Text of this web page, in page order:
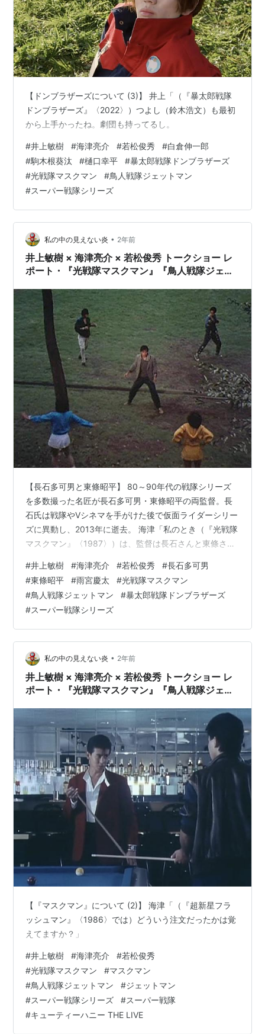
劇場版主題歌
ショットボンバー全力集中
歌：影山ヒロノブ、こおろぎ'73、SHINES
作詞：園部和範
作曲：池毅
編曲：藤田大土
【ドンブラザーズについて (3)】 井上「（『暴太郎戦隊
ドンブラザーズ』〈2022〉）つよし（鈴木浩文）も最初
から上手かったね。劇団も持ってるし。
#井上敏樹 #海津亮介 #若松俊秀 #白倉伸一郎
#駒木根葵汰 #樋口幸平 #暴太郎戦隊ドンブラザーズ
#光戦隊マスクマン #鳥人戦隊ジェットマン
#スーパー戦隊シリーズ
私の中の見えない炎 • 2年前
井上敏樹 × 海津亮介 × 若松俊秀 トークショー レ
ポート・『光戦隊マスクマン』『鳥人戦隊ジェッ
【長石多可男と東條昭平】 80～90年代の戦隊シリーズ
を多数撮った名匠が長石多可男・東條昭平の両監督。長
石氏は戦隊やVシネマを手がけた後で仮面ライダーシリー
ズに異動し、2013年に逝去。 海津「私のとき（『光戦隊
マスクマン』〈1987〉）は、監督は長石さんと東條さん
ょ」 井上「いまは監督が5、6人いる」 海津「監督は
（多忙で）ロケハンも行けなくて、チーフ（助監督）が
行く。すると撮影では、チーフがいないから助監は（セ
カンドとサードの）ふたりだけで現場を回す。大変だっ
たよね」
#井上敏樹 #海津亮介 #若松俊秀 #長石多可男
#東條昭平 #雨宮慶太 #光戦隊マスクマン
#鳥人戦隊ジェットマン #暴太郎戦隊ドンブラザーズ
#スーパー戦隊シリーズ
私の中の見えない炎 • 2年前
井上敏樹 × 海津亮介 × 若松俊秀 トークショー レ
ポート・『光戦隊マスクマン』『鳥人戦隊ジェッ
【『マスクマン』について (2)】 海津「（『超新星フラ
ッシュマン』〈1986〉では）どういう注文だったかは覚
えてますか？」
#井上敏樹 #海津亮介 #若松俊秀
#光戦隊マスクマン #マスクマン
#鳥人戦隊ジェットマン #ジェットマン
#スーパー戦隊シリーズ #スーパー戦隊
#キューティーハニー THE LIVE